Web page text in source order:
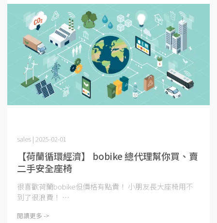
【荷蘭循環經濟】 bobike 總代理幫你買、賣
二手安全座椅
sales | 2025-02-01
很喜歡荷蘭bobike但價格有點貴！ 小朋友長大座椅用不
到了很浪費！ ⋯
閱讀更多 ->